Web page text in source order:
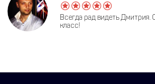
Всегда рад видеть Дмитрия.
класс!